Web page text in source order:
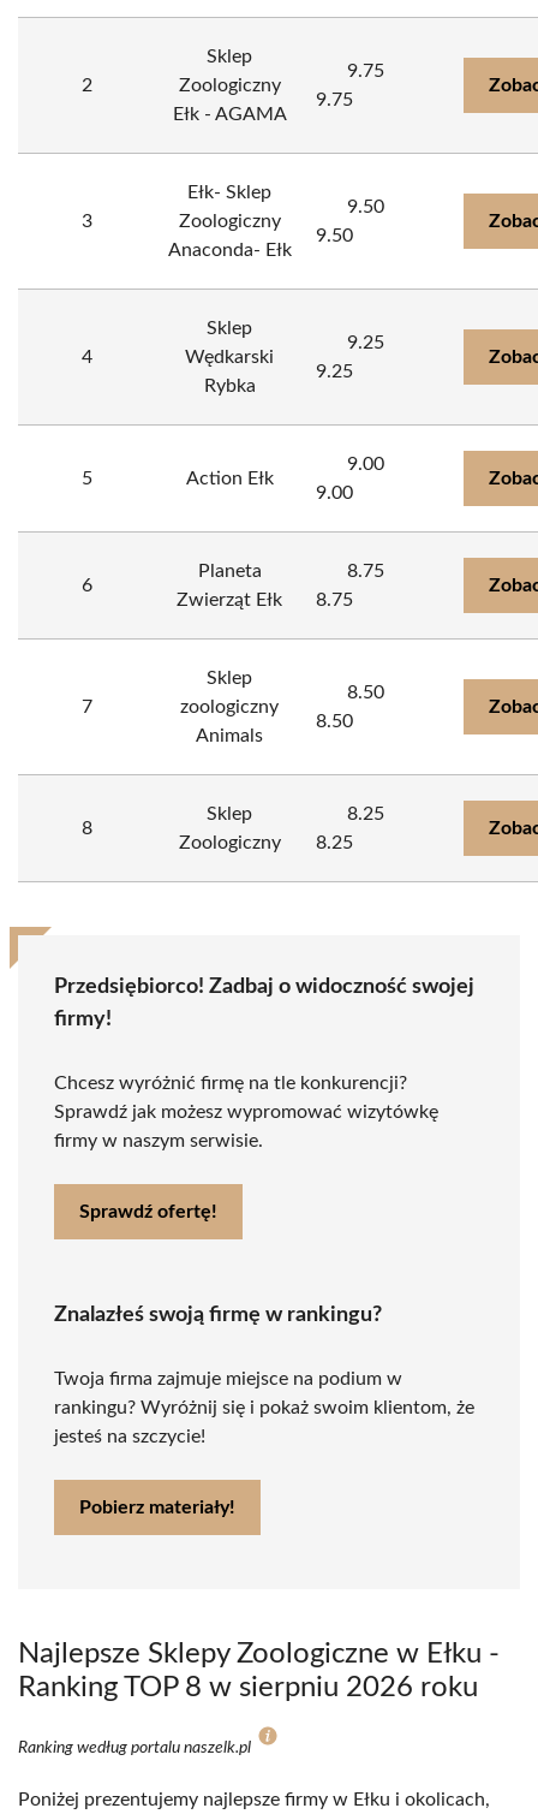
2
Sklep
Zoologiczny
Ełk - AGAMA
9.75
9.75
3
Ełk- Sklep
Zoologiczny
Anaconda- Ełk
9.50
9.50
4
Sklep
Wędkarski
Rybka
9.25
9.25
5 Action Ełk
9.00
9.00
6
Planeta
Zwierząt Ełk
8.75
8.75
7
Sklep
zoologiczny
Animals
8.50
8.50
8
Sklep
Zoologiczny
8.25
8.25
Przedsiębiorco! Zadbaj o widoczność swojej
firmy!
Chcesz wyróżnić firmę na tle konkurencji?
Sprawdź jak możesz wypromować wizytówkę
firmy w naszym serwisie.
Sprawdź ofertę!
Znalazłeś swoją firmę w rankingu?
Twoja firma zajmuje miejsce na podium w
rankingu? Wyróżnij się i pokaż swoim klientom, że
jesteś na szczycie!
Pobierz materiały!
Najlepsze Sklepy Zoologiczne w Ełku -
Ranking TOP 8 w sierpniu 2026 roku
Ranking według portalu naszelk.pl
Poniżej prezentujemy najlepsze firmy w Ełku i okolicach,